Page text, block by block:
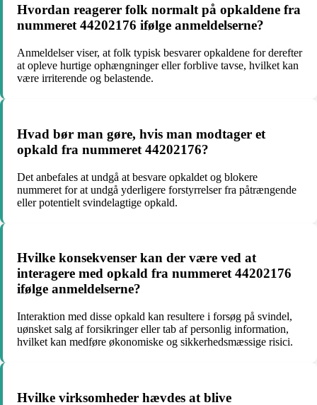
Hvordan reagerer folk normalt på opkaldene fra
nummeret 44202176 ifølge anmeldelserne?
Anmeldelser viser, at folk typisk besvarer opkaldene for derefter
at opleve hurtige ophængninger eller forblive tavse, hvilket kan
være irriterende og belastende.
Hvad bør man gøre, hvis man modtager et
opkald fra nummeret 44202176?
Det anbefales at undgå at besvare opkaldet og blokere
nummeret for at undgå yderligere forstyrrelser fra påtrængende
eller potentielt svindelagtige opkald.
Hvilke konsekvenser kan der være ved at
interagere med opkald fra nummeret 44202176
ifølge anmeldelserne?
Interaktion med disse opkald kan resultere i forsøg på svindel,
uønsket salg af forsikringer eller tab af personlig information,
hvilket kan medføre økonomiske og sikkerhedsmæssige risici.
Hvilke virksomheder hævdes at blive